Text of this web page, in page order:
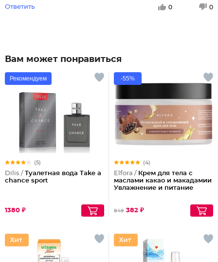
Ответить 0 0
Вам может понравиться
Рекомендуем
(5)
Dilis / Туалетная вода Take a
chance sport
1380 ₽
-55%
(4)
Elfora / Крем для тела с
маслами какао и макадамии
Увлажнение и питание
849 382 ₽